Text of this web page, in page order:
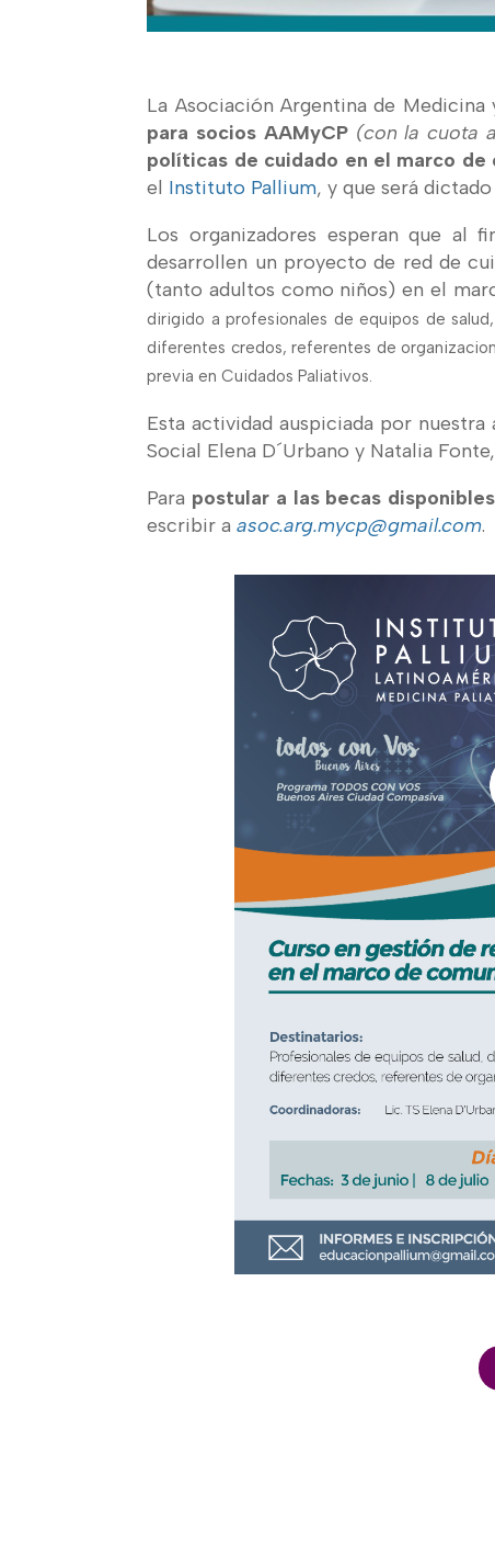
La Asociación Argentina de
para socios AAMyCP (con la cuota
políticas de cuidado en el marco de
el Instituto Pallium, y que será
Los organizadores esperan que al
desarrollen un proyecto de red de
(tanto adultos como niños) en el
dirigido a profesionales de equipos de
diferentes credos, referentes de
previa en Cuidados Paliativos.
Esta actividad auspiciada por
Social Elena D´Urbano y Natalia
Para postular a las becas disponibles
escribir aasoc.arg.mycp@gmail.com.